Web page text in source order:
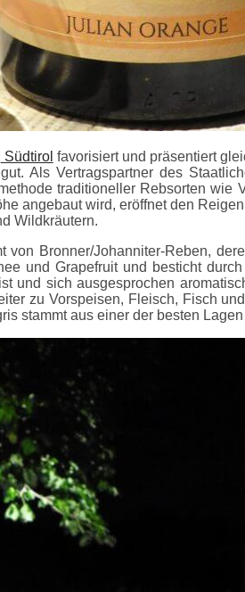
Südtirol favorisiert und präsentiert
Als Vertragspartner des
traditioneller Rebsorten
angebaut wird, eröffnet den
Wildkräutern.
Bronner/Johanniter-Reben,
und Grapefruit und besticht
und sich ausgesprochen
zu Vorspeisen, Fleisch, Fisch
stammt aus einer der besten